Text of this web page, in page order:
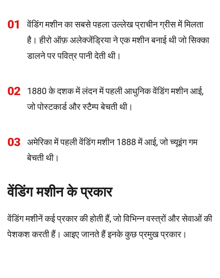
01
वेंडिंग मशीन का सबसे पहला उल्लेख प्राचीन ग्रीस में मिलता
है। हीरो ऑफ़ अलेक्जेंड्रिया ने एक मशीन बनाई थी जो सिक्का
डालने पर पवित्र पानी देती थी।
02
1880 के दशक में लंदन में पहली आधुनिक वेंडिंग मशीन आई,
जो पोस्टकार्ड और स्टैम्प बेचती थी।
03
अमेरिका में पहली वेंडिंग मशीन 1888 में आई, जो च्यूइंग गम
बेचती थी।
वेंडिंग मशीन के प्रकार
वेंडिंग मशीनें कई प्रकार की होती हैं, जो विभिन्न वस्त्रों और सेवाओं की
पेशकश करती हैं। आइए जानते हैं इनके कुछ प्रमुख प्रकार।